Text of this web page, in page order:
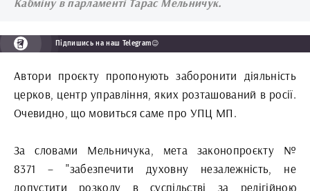
Кабміну в парламенті Тарас Мельничук.
Підпишись на наш Telegram😉
Автори проєкту пропонують заборонити діяльність
церков, центр управління, яких розташований в росії.
Очевидно, що мовиться саме про УПЦ МП.
За словами Мельничука, мета законопроєкту №
8371 – "забезпечити духовну незалежність, не
допустити розколу в суспільстві за релігійною